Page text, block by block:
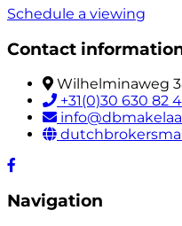
Schedule a viewing
Contact
Wilhelminaweg
+31(0)30 630 82
Navigation